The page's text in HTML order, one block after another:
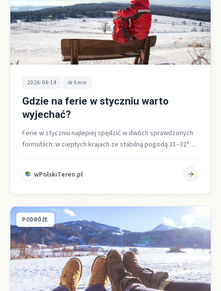
2026-04-14 • 6 min
Gdzie na ferie w styczniu warto
wyjechać?
Ferie w styczniu najlepiej spędzić w dwóch sprawdzonych
formułach: w ciepłych krajach ze stabilną pogodą 21–32°C
wPolskiTeren.pl
PODRÓŻE